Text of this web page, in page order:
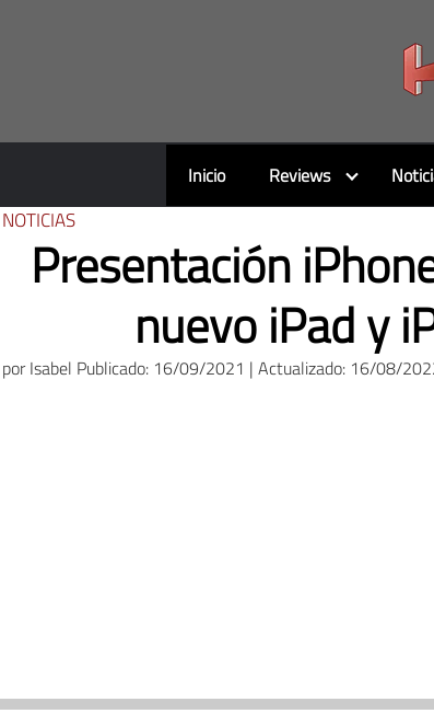
Inicio Reviews
NOTICIAS
Presentación
nuevo iPad y
porIsabel Publicado: 16/09/2021 | Actualizado: 16/08/